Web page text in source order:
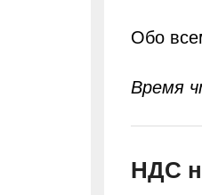
Обо
Время
НДС